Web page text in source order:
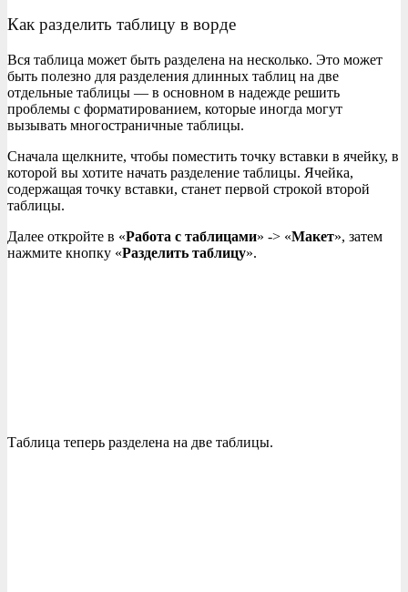
Как разделить таблицу в ворде
Вся таблица может быть разделена на несколько. Это может
быть полезно для разделения длинных таблиц на две
отдельные таблицы — в основном в надежде решить
проблемы с форматированием, которые иногда могут
вызывать многостраничные таблицы.
Сначала щелкните, чтобы поместить точку вставки в ячейку, в
которой вы хотите начать разделение таблицы. Ячейка,
содержащая точку вставки, станет первой строкой второй
таблицы.
Далее откройте в «Работа с таблицами» -> «Макет», затем
нажмите кнопку «Разделить таблицу».
Таблица теперь разделена на две таблицы.